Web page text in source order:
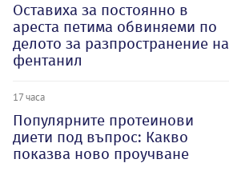
Оставиха за постоянно в
ареста петима обвиняеми по
делото за разпространение на
фентанил
17 часа
Популярните протеинови
диети под въпрос: Какво
показва ново проучване